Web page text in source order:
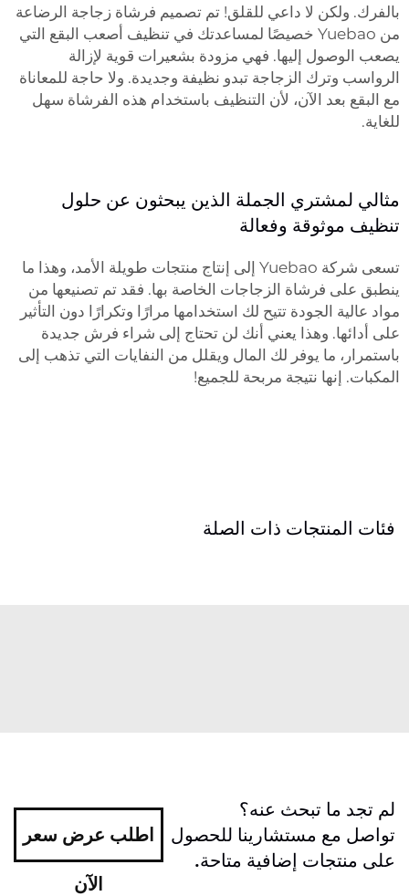
بالفرك. ولكن لا داعي للقلق! تم تصميم فرشاة زجاجة الرضاعة
من Yuebao خصيصًا لمساعدتك في تنظيف أصعب البقع التي
يصعب الوصول إليها. فهي مزودة بشعيرات قوية لإزالة
الرواسب وترك الزجاجة تبدو نظيفة وجديدة. ولا حاجة للمعاناة
مع البقع بعد الآن، لأن التنظيف باستخدام هذه الفرشاة سهل
للغاية.
مثالي لمشتري الجملة الذين يبحثون عن حلول
تنظيف موثوقة وفعالة
تسعى شركة Yuebao إلى إنتاج منتجات طويلة الأمد، وهذا ما
ينطبق على فرشاة الزجاجات الخاصة بها. فقد تم تصنيعها من
مواد عالية الجودة تتيح لك استخدامها مرارًا وتكرارًا دون التأثير
على أدائها. وهذا يعني أنك لن تحتاج إلى شراء فرش جديدة
باستمرار، ما يوفر لك المال ويقلل من النفايات التي تذهب إلى
المكبات. إنها نتيجة مربحة للجميع!
فئات المنتجات ذات الصلة
لم تجد ما تبحث عنه؟
تواصل مع مستشارينا للحصول
على منتجات إضافية متاحة.
اطلب عرض سعر
الآن